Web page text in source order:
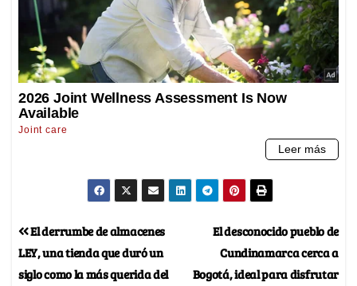
El desconocido pueblo de
Cundinamarca cerca a
Bogotá, ideal para disfrutar
El derrumbe de almacenes
LEY, una tienda que duró un
siglo como la más querida del